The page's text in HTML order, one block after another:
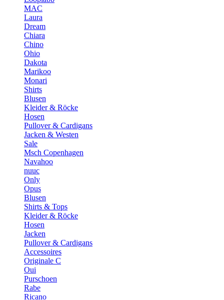
MAC
Laura
Dream
Chiara
Chino
Ohio
Dakota
Marikoo
Monari
Shirts
Blusen
Kleider & Röcke
Hosen
Pullover & Cardigans
Jacken & Westen
Sale
Msch Copenhagen
Navahoo
nuuc
Only
Opus
Blusen
Shirts & Tops
Kleider & Röcke
Hosen
Jacken
Pullover & Cardigans
Accessoires
Originale C
Oui
Purschoen
Rabe
Ricano